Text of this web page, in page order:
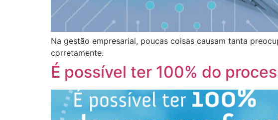
Na gestão empresarial, poucas coisas causam tanta
corretamente.
É possível ter 100% do